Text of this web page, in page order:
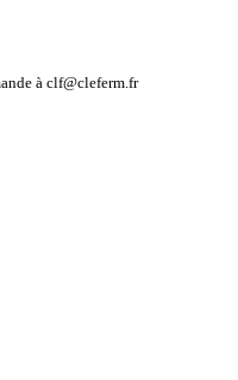
à clf@cleferm.fr